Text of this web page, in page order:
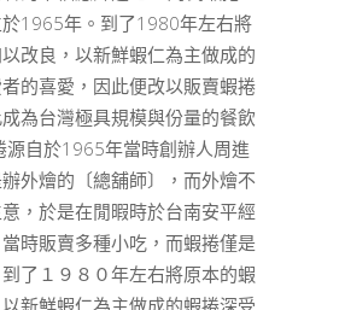
1965年。到了1980年左右將
改良，以新鮮蝦仁為主做成的
的喜愛，因此便改以販賣蝦捲
為台灣極具規模與份量的餐飲
源自於1965年當時創辦人周進
外燴的〔總舖師〕，而外燴不
，於是在閒暇時於台南安平經
時販賣多種小吃，而蝦捲僅是
了１９８０年左右將原本的蝦
新鮮蝦仁為主做成的蝦捲深受